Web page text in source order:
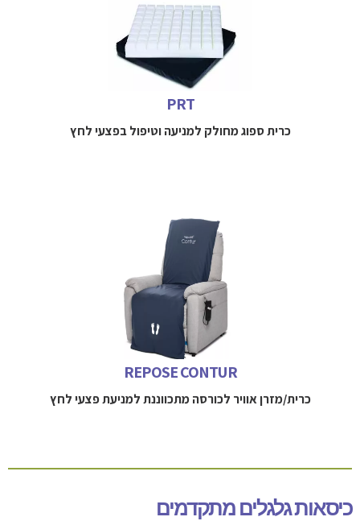
PRT
כרית ספוג מחולק למניעה וטיפול בפצעי לחץ
כרית ספוג מחולק למניעה וטיפול בפצעי לחץ למטופלים בסיכון
נמוך-בינוני
למידע נוסף חייגו
052-3114712
REPOSE CONTUR
כרית/מזרן אוויר לכורסה מתכווננת למניעת פצעי לחץ
כרית אוויר ריאקטיבית מעניקה הגנה מכף רגל ועד ראש כנגד
פצעי לחץ ומותאמת לכורסה מתכווננת
למידע נוסף חייגו
052-3114712
כיסאות גלגלים מתקדמים